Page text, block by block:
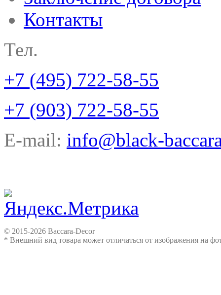
Контакты
Тел.
+7 (495) 722-58-55
+7 (903) 722-58-55
E-mail: info@black-
© 2015-2026 Baccara-Decor
* Внешний вид товара может отличаться от изображения на